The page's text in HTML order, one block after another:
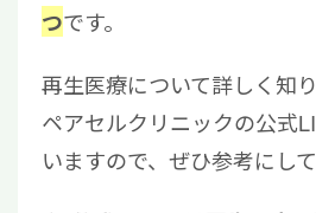
つです。
再生医療について詳しく知
ペアセルクリニックの公式
いますので、ぜひ参考にして